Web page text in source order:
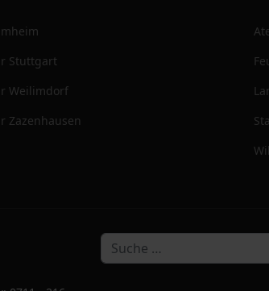
Stuttgart
Weilimdorf
Zazenhausen